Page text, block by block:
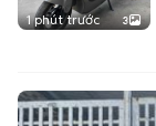
1 phút trước 3